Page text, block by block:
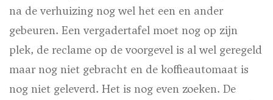
na de verhuizing nog wel het een en ander
gebeuren. Een vergadertafel moet nog op zijn
plek, de reclame op de voorgevel is al wel geregeld
maar nog niet gebracht en de koffieautomaat is
nog niet geleverd. Het is nog even zoeken. De